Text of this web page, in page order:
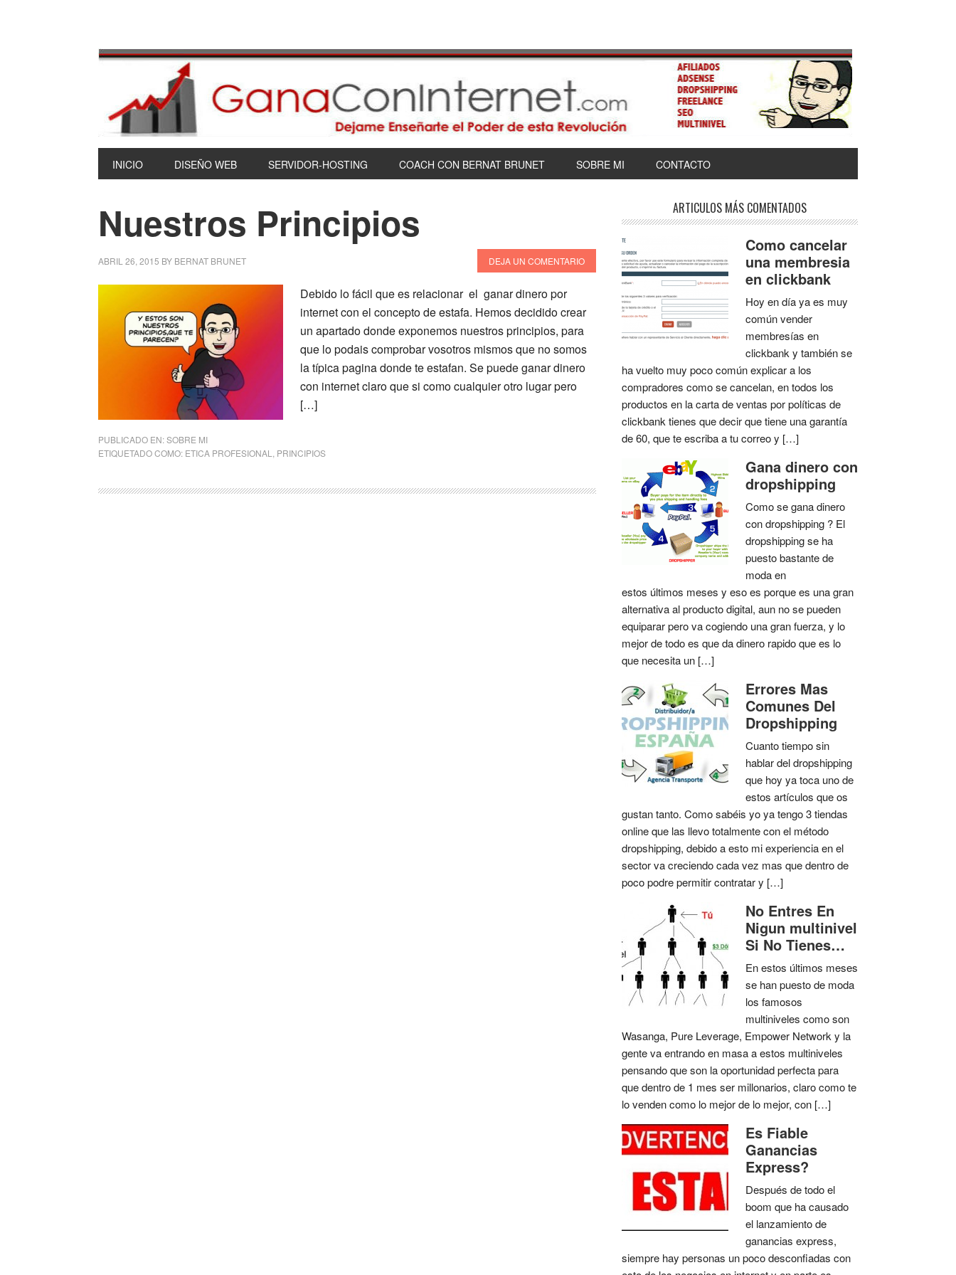
INICIO DISEÑO WEB SERVIDOR-HOSTING COACH CON BERNAT BRUNET SOBRE MI CONTACTO
Nuestros Principios
ABRIL 26, 2015 BY BERNAT BRUNET DEJA UN COMENTARIO
Debido lo fácil que es relacionar el ganar dinero por
internet con el concepto de estafa. Hemos decidido crear
un apartado donde exponemos nuestros principios, para
que lo podais comprobar vosotros mismos que no somos
la típica pagina donde te estafan. Se puede ganar dinero
con internet claro que si como cualquier otro lugar pero
[…]
PUBLICADO EN:SOBRE MI
ETIQUETADO COMO: ETICA PROFESIONAL PRINCIPIOS
ARTICULOS MÁS COMENTADOS
Como cancelar
una membresia
en clickbank
Hoy en día ya es muy
común vender
membresías en
clickbank y también se
ha vuelto muy poco común explicar a los
compradores como se cancelan, en todos los
productos en la carta de ventas por políticas de
clickbank tienes que decir que tiene una garantía
de 60, que te escriba a tu correo y […]
Gana dinero con
dropshipping
Como se gana dinero
con dropshipping ? El
dropshipping se ha
puesto bastante de
moda en
estos últimos meses y eso es porque es una gran
alternativa al producto digital, aun no se pueden
equiparar pero va cogiendo una gran fuerza, y lo
mejor de todo es que da dinero rapido que es lo
que necesita un […]
Errores Mas
Comunes Del
Dropshipping
Cuanto tiempo sin
hablar del dropshipping
que hoy ya toca uno de
estos artículos que os
gustan tanto. Como sabéis yo ya tengo 3 tiendas
online que las llevo totalmente con el método
dropshipping, debido a esto mi experiencia en el
sector va creciendo cada vez mas que dentro de
poco podre permitir contratar y […]
No Entres En
Nigun multinivel
Si No Tienes…
En estos últimos meses
se han puesto de moda
los famosos
multiniveles como son
Wasanga, Pure Leverage, Empower Network y la
gente va entrando en masa a estos multiniveles
pensando que son la oportunidad perfecta para
que dentro de 1 mes ser millonarios, claro como te
lo venden como lo mejor de lo mejor, con […]
Es Fiable
Ganancias
Express?
Después de todo el
boom que ha causado
el lanzamiento de
ganancias express,
siempre hay personas un poco desconfiadas con